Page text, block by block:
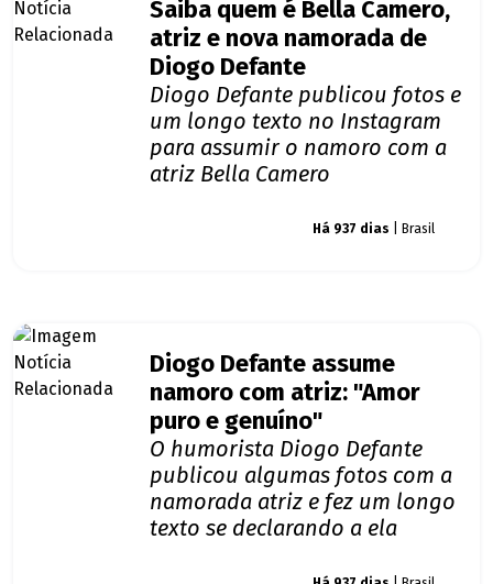
Saiba quem é Bella Camero,
atriz e nova namorada de
Diogo Defante
Diogo Defante publicou fotos e
um longo texto no Instagram
para assumir o namoro com a
atriz Bella Camero
Há 937 dias | Brasil
Diogo Defante assume
namoro com atriz: "Amor
puro e genuíno"
O humorista Diogo Defante
publicou algumas fotos com a
namorada atriz e fez um longo
texto se declarando a ela